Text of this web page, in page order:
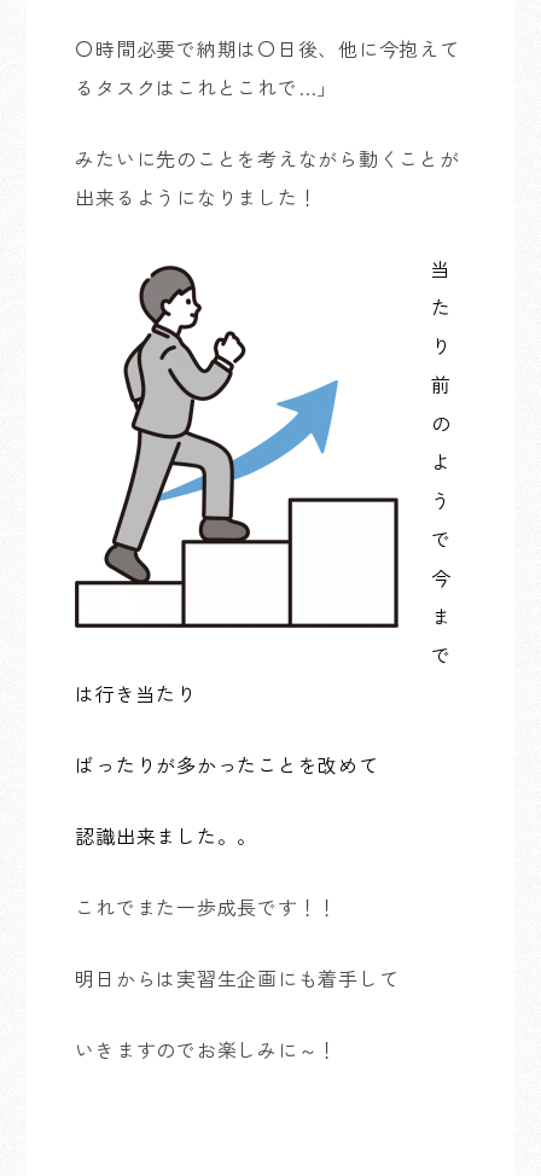
〇時間必要で納期は〇日後、他に今抱えて
るタスクはこれとこれで…」
みたいに先のことを考えながら動くことが
出来るようになりました！
当
た
り
前
の
よ
う
で
今
ま
で
は行き当たり
ばったりが多かったことを改めて
認識出来ました。。
これでまた一歩成長です！！
明日からは実習生企画にも着手して
いきますのでお楽しみに～！